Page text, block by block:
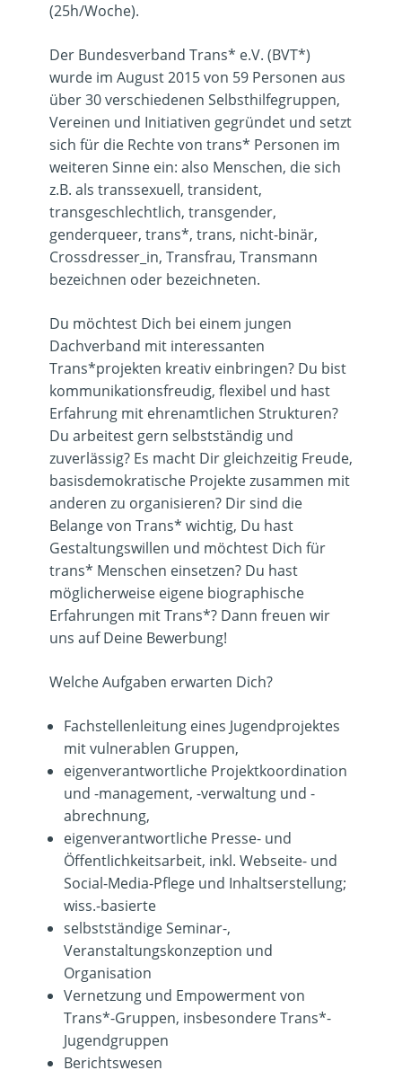
(25h/Woche).
Der Bundesverband Trans* e.V. (BVT*)
wurde im August 2015 von 59 Personen aus
über 30 verschiedenen Selbsthilfegruppen,
Vereinen und Initiativen gegründet und setzt
sich für die Rechte von trans* Personen im
weiteren Sinne ein: also Menschen, die sich
z.B. als transsexuell, transident,
transgeschlechtlich, transgender,
genderqueer, trans*, trans, nicht-binär,
Crossdresser_in, Transfrau, Transmann
bezeichnen oder bezeichneten.
Du möchtest Dich bei einem jungen
Dachverband mit interessanten
Trans*projekten kreativ einbringen? Du bist
kommunikationsfreudig, flexibel und hast
Erfahrung mit ehrenamtlichen Strukturen?
Du arbeitest gern selbstständig und
zuverlässig? Es macht Dir gleichzeitig Freude,
basisdemokratische Projekte zusammen mit
anderen zu organisieren? Dir sind die
Belange von Trans* wichtig, Du hast
Gestaltungswillen und möchtest Dich für
trans* Menschen einsetzen? Du hast
möglicherweise eigene biographische
Erfahrungen mit Trans*? Dann freuen wir
uns auf Deine Bewerbung!
Welche Aufgaben erwarten Dich?
Fachstellenleitung eines Jugendprojektes
mit vulnerablen Gruppen,
eigenverantwortliche Projektkoordination
und -management, -verwaltung und -
abrechnung,
eigenverantwortliche Presse- und
Öffentlichkeitsarbeit, inkl. Webseite- und
Social-Media-Pflege und Inhaltserstellung;
wiss.-basierte
selbstständige Seminar-,
Veranstaltungskonzeption und
Organisation
Vernetzung und Empowerment von
Trans*-Gruppen, insbesondere Trans*-
Jugendgruppen
Berichtswesen